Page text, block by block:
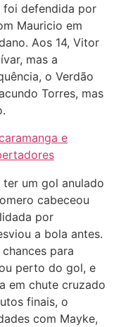
foi defendida por
Mauricio em
Aos 14, Vitor
mas a
o Verdão
Torres, mas
e
um gol anulado
cabeceou
por
a bola antes.
para
perto do gol, e
em chute cruzado
finais, o
com Mayke,